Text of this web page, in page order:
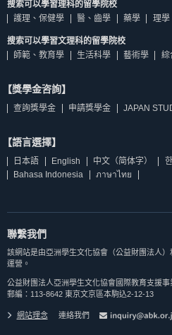
搜索可以學習理科的留學院校
護理、保健學
醫、齒學 藥學 理學
搜索可以學習文理科的留學院校
師範、教育學
生活科學 藝術學 綜
【獎學金咨詢】
查詢獎學金 申請獎學金 JAPAN
【語言選擇】
日本語 English 中文（简体字）
Bahasa Indonesia
ภาษาไทย
聯繫我們
該網站是由亞洲學生文化協會（公益財團法人
運營。
公益財團法人亞洲學生文化協會國際教育支援事
郵編：113-8642 東京文京區本駒込2-12-13
網站理念 連絡我們